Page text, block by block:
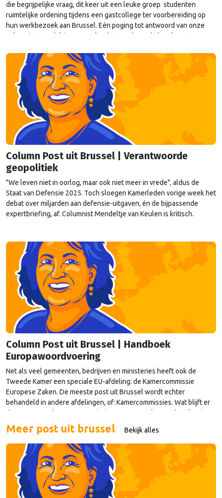
die begrijpelijke vraag, dit keer uit een leuke groep studenten
ruimtelijke ordening tijdens een gastcollege ter voorbereiding op
hun werkbezoek aan Brussel. Eén poging tot antwoord van onze
columnist Mendeltje van Keulen (cartoon) aan de hand van twee
Column Post uit Brussel | Verantwoorde
geopolitiek
"We leven niet in oorlog, maar ook niet meer in vrede", aldus de
Staat van Defensie 2025. Toch sloegen Kamerleden vorige week het
debat over miljarden aan defensie-uitgaven, én de bijpassende
expertbriefing, af. Columnist Mendeltje van Keulen is kritisch.
Column Post uit Brussel | Handboek
Europawoordvoering
Net als veel gemeenten, bedrijven en ministeries heeft ook de
Tweede Kamer een speciale EU-afdeling: de Kamercommissie
Europese Zaken. De meeste post uit Brussel wordt echter
behandeld in andere afdelingen, of: Kamercommissies. Wat blijft er
dan over voor de Kamercommissie Europese Zaken, en hoe kan je
daar als Kamerlid werk van maken? Onze columnist Mendeltje van
Keulen (cartoon) schreef er een handboek over, dat deze week
wordt gepresenteerd in Den Haag.
Meer post uit brussel Bekijk alles